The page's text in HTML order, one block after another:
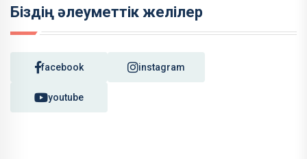
Біздің әлеуметтік желілер
facebook instagram
youtube